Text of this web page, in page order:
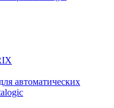
автоматических